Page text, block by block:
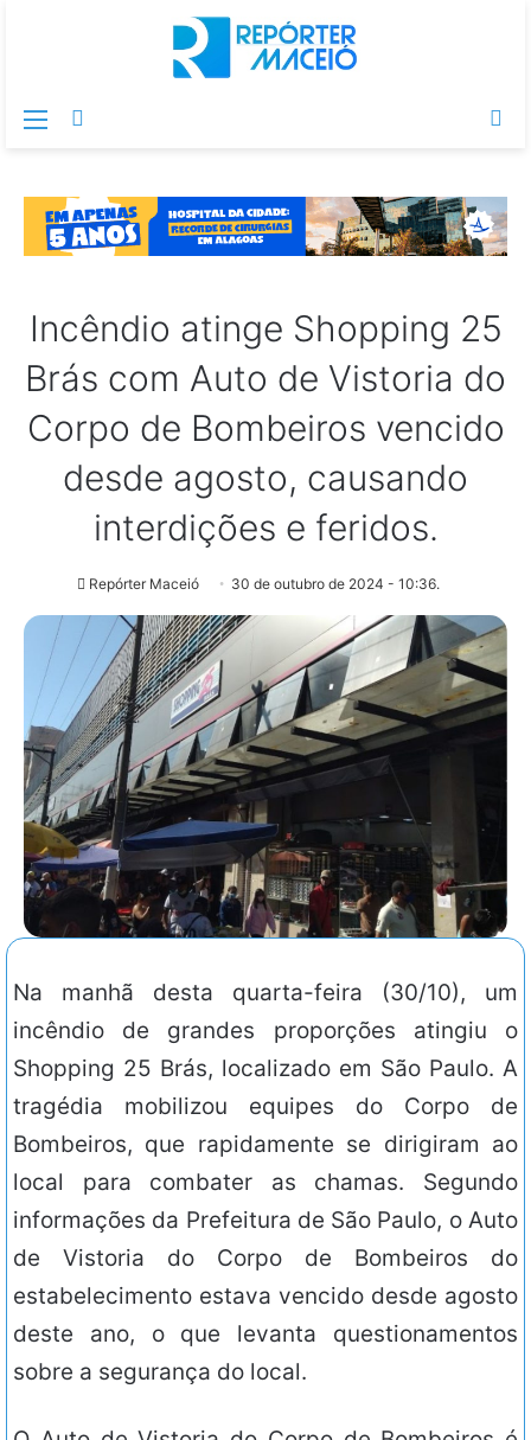
Menu
Incêndio atinge Shopping 25
Brás com Auto de Vistoria do
Corpo de Bombeiros vencido
desde agosto, causando
interdições e feridos.
Repórter Maceió 30 de outubro de 2024 - 10:36.
Na manhã desta quarta-feira (30/10), um
incêndio de grandes proporções atingiu o
Shopping 25 Brás, localizado em São Paulo. A
tragédia mobilizou equipes do Corpo de
Bombeiros, que rapidamente se dirigiram ao
local para combater as chamas. Segundo
informações da Prefeitura de São Paulo, o Auto
de Vistoria do Corpo de Bombeiros do
estabelecimento estava vencido desde agosto
deste ano, o que levanta questionamentos
sobre a segurança do local.